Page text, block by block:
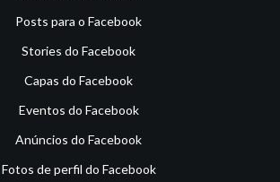
Posts para o Facebook
Stories do Facebook
Capas do Facebook
Eventos do Facebook
Anúncios do Facebook
Fotos de perfil do Facebook